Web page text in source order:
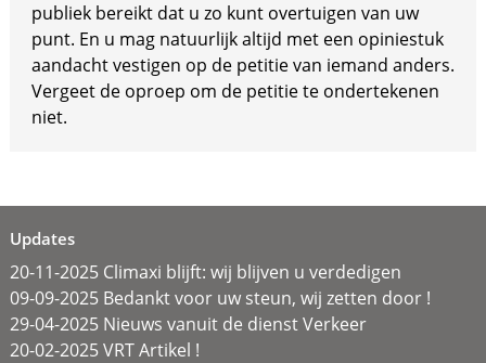
publiek bereikt dat u zo kunt overtuigen van uw
punt. En u mag natuurlijk altijd met een opiniestuk
aandacht vestigen op de petitie van iemand anders.
Vergeet de oproep om de petitie te ondertekenen
niet.
Updates
20-11-2025 Climaxi blijft: wij blijven u verdedigen
09-09-2025 Bedankt voor uw steun, wij zetten door !
29-04-2025 Nieuws vanuit de dienst Verkeer
20-02-2025 VRT Artikel !